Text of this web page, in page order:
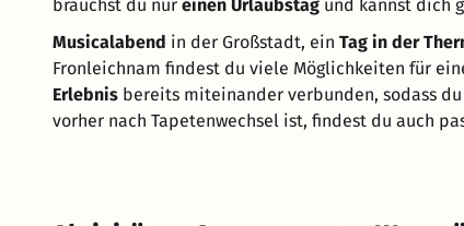
brauchst du nur einen Urlaubstag und kannst dich
Musicalabend in der Großstadt, ein Tag in der
Fronleichnam findest du viele Möglichkeiten für
Erlebnis bereits miteinander verbunden, sodass
vorher nach Tapetenwechsel ist, findest du auch